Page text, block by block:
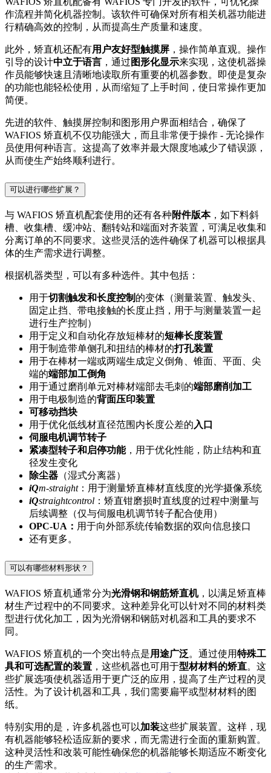
作流程并简化机器控制。该软件可确保对所有相关机器功能进
行精确高效的控制，从而提高生产质量和速度。
此外，矫直机还配有用户友好型触摸屏 ，操作简单直观。操作
引导的设计中立于语言 ，通过 图形化显示来实现，这使机器操
作员能够快速且清晰地读取所有重要的机器参数。即使是复杂
的功能也能轻松使用，从而缩短了上手时间，使日常操作更加
简便。
先进的软件、触摸屏控制和图形用户界面相结合，确保了
WAFIOS 矫直机不仅功能强大，而且非常便于操作 - 无论操作
员使用何种语言。这提高了效率并最大限度地减少了错误源，
从而使生产始终顺利进行。
可以进行哪些扩展？
与 WAFIOS 矫直机配套使用的还有各种附件版本，如下料斜
槽、收集槽、缓冲站、翻转站和端面对齐装置，可满足收集和
分离订单的不同要求。这些灵活的选件确保了机器可以根据具
体的生产需求进行调整。
根据机器类型，可以有多种选件。其中包括：
用于切割触发和长度控制 的变体（测量装置、触发头、
固定止挡、带电接触的长度止挡，用于与测量装置一起
进行生产控制）
用于定义和自动化存放短棒材的短棒长度装置
用于制造带单侧孔和扭结的棒材的打孔装置
用于在棒材一端或两端生成定义倒角、锥面、平面、尖
端的端部加工倒角
用于通过磨削单元对棒材端部去毛刺的端部磨削加工
用于电极制造的背面压印装置
可移动挡块
用于优化低线材直径范围内长度公差的 入口
伺服电机调节转子
紧凑型转子和启停功能，用于优化性能，防止结构和直
径发生变化
除尘器 （湿式分离器）
iQm-straight：用于测量矫直棒材直线度的光学摄像系统
iQstraightcontrol ：矫直钳磨损时直线度的过程中测量与
后续调整（仅与伺服电机调节转子配合使用）
OPC-UA： 用于向外部系统传输数据的双向信息接口
还有更多。
可以有哪些材料形状？
WAFIOS 矫直机通常分为光滑钢和钢筋矫直机，以满足矫直棒
材生产过程中的不同要求。这种差异化可以针对不同的材料类
型进行优化加工，因为光滑钢和钢筋对机器和工具的要求不
同。
WAFIOS 矫直机的一个突出特点是用途广泛 。通过使用特殊工
具和可选配置的装置 ，这些机器也可用于型材材料的矫直。这
些扩展选项使机器适用于更广泛的应用，提高了生产过程的灵
活性。为了设计机器和工具，我们需要扁平或型材材料的图
纸。
特别实用的是，许多机器也可以加装这些扩展装置。这样，现
有机器能够轻松适应新的要求，而无需进行全面的重新购置。
这种灵活性和改装可能性确保您的机器能够长期适应不断变化
的生产需求。